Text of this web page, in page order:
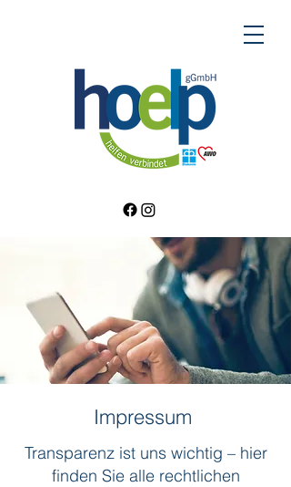
Impressum
Transparenz ist uns wichtig – hier
finden Sie alle rechtlichen